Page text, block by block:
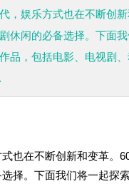
，娱乐方式也在不断创
休闲的必备选择。下面
品，包括电影、电视剧
也在不断创新和变革。
择。下面我们将一起探